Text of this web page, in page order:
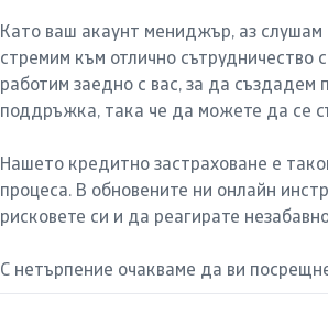
Като ваш акаунт мениджър, аз слушам
стремим към отлично сътрудничество
работим заедно с вас, за да създадем
поддръжка, така че да можете да се
Нашето кредитно застраховане е
процеса. В обновените ни онлайн
рисковете си и да реагирате
С нетърпение очакваме да ви